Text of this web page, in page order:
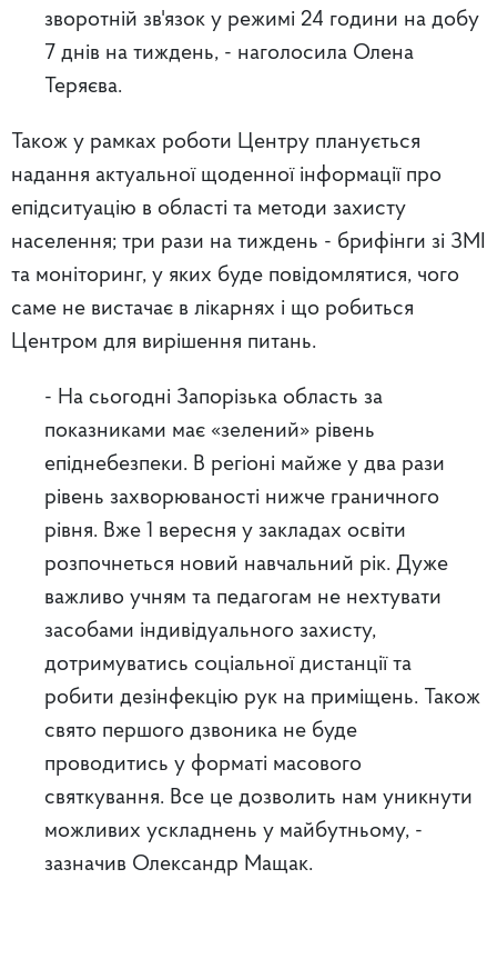
зворотній зв'язок у режимі 24 години на добу
7 днів на тиждень, - наголосила Олена
Теряєва.
Також у рамках роботи Центру планується
надання актуальної щоденної інформації про
епідситуацію в області та методи захисту
населення; три рази на тиждень - брифінги зі ЗМІ
та моніторинг, у яких буде повідомлятися, чого
саме не вистачає в лікарнях і що робиться
Центром для вирішення питань.
- На сьогодні Запорізька область за
показниками має «зелений» рівень
епіднебезпеки. В регіоні майже у два рази
рівень захворюваності нижче граничного
рівня. Вже 1 вересня у закладах освіти
розпочнеться новий навчальний рік. Дуже
важливо учням та педагогам не нехтувати
засобами індивідуального захисту,
дотримуватись соціальної дистанції та
робити дезінфекцію рук на приміщень. Також
свято першого дзвоника не буде
проводитись у форматі масового
святкування. Все це дозволить нам уникнути
можливих ускладнень у майбутньому, -
зазначив Олександр Мащак.